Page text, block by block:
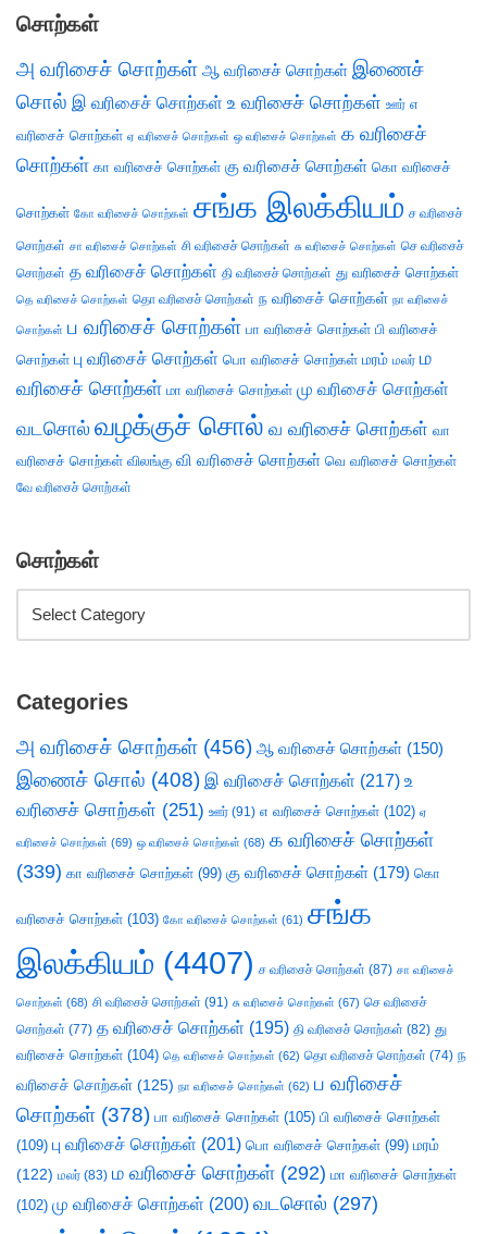
சொற்கள்
அ வரிசைச் சொற்கள் ஆ வரிசைச் சொற்கள் இணைச்
சொல் இ வரிசைச் சொற்கள் உ வரிசைச் சொற்கள் ஊர் எ
வரிசைச் சொற்கள் ஏ வரிசைச் சொற்கள் ஒ வரிசைச் சொற்கள் க வரிசைச்
சொற்கள் கா வரிசைச் சொற்கள் கு வரிசைச் சொற்கள் கொ வரிசைச்
சொற்கள் கோ வரிசைச் சொற்கள் சங்க இலக்கியம் ச வரிசைச்
சொற்கள் சா வரிசைச் சொற்கள் சி வரிசைச் சொற்கள் சு வரிசைச் சொற்கள் செ வரிசைச்
சொற்கள் த வரிசைச் சொற்கள் தி வரிசைச் சொற்கள் து வரிசைச் சொற்கள்
தெ வரிசைச் சொற்கள் தொ வரிசைச் சொற்கள் ந வரிசைச் சொற்கள் நா வரிசைச்
சொற்கள் ப வரிசைச் சொற்கள் பா வரிசைச் சொற்கள் பி வரிசைச்
சொற்கள் பு வரிசைச் சொற்கள் பொ வரிசைச் சொற்கள் மரம் மலர் ம
வரிசைச் சொற்கள் மா வரிசைச் சொற்கள் மு வரிசைச் சொற்கள்
வடசொல் வழக்குச் சொல் வ வரிசைச் சொற்கள் வா
வரிசைச் சொற்கள் விலங்கு வி வரிசைச் சொற்கள் வெ வரிசைச் சொற்கள்
வே வரிசைச் சொற்கள்
சொற்கள்
Categories
அ வரிசைச் சொற்கள் (456) ஆ வரிசைச் சொற்கள் (150)
இணைச் சொல் (408) இ வரிசைச் சொற்கள் (217) உ
வரிசைச் சொற்கள் (251) ஊர் (91) எ வரிசைச் சொற்கள் (102) ஏ
வரிசைச் சொற்கள் (69) ஒ வரிசைச் சொற்கள் (68) க வரிசைச் சொற்கள்
(339) கா வரிசைச் சொற்கள் (99) கு வரிசைச் சொற்கள் (179) கொ
வரிசைச் சொற்கள் (103) கோ வரிசைச் சொற்கள் (61) சங்க
இலக்கியம் (4407) ச வரிசைச் சொற்கள் (87) சா வரிசைச்
சொற்கள் (68) சி வரிசைச் சொற்கள் (91) சு வரிசைச் சொற்கள் (67) செ வரிசைச்
சொற்கள் (77) த வரிசைச் சொற்கள் (195) தி வரிசைச் சொற்கள் (82) து
வரிசைச் சொற்கள் (104) தெ வரிசைச் சொற்கள் (62) தொ வரிசைச் சொற்கள் (74) ந
வரிசைச் சொற்கள் (125) நா வரிசைச் சொற்கள் (62) ப வரிசைச்
சொற்கள் (378) பா வரிசைச் சொற்கள் (105) பி வரிசைச் சொற்கள்
(109) பு வரிசைச் சொற்கள் (201) பொ வரிசைச் சொற்கள் (99) மரம்
(122) மலர் (83) ம வரிசைச் சொற்கள் (292) மா வரிசைச் சொற்கள்
(102) மு வரிசைச் சொற்கள் (200) வடசொல் (297)